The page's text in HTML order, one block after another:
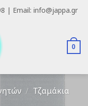
| Email: info@jappa.gr
0
/ Τζαμάκια